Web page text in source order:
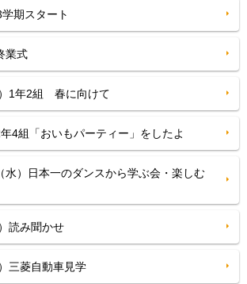
期スタート
業式
1年2組 春に向けて
4組「おいもパーティー」をしたよ
水）日本一のダンスから学ぶ会・楽しむ
読み聞かせ
三菱自動車見学